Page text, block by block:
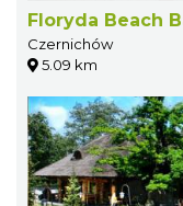
Floryda Beach
Czernichów
5.09 km